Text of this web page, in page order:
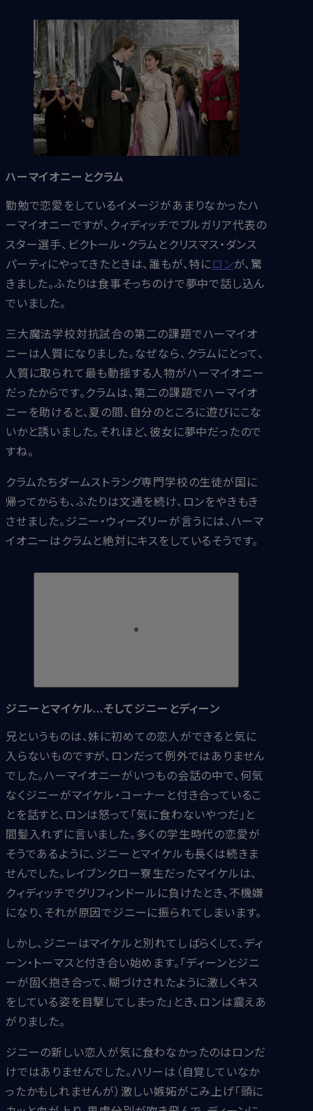
ハーマイオニーとクラム
勤勉で恋愛をしているイメージがあまりなかったハ
ーマイオニーですが、クィディッチでブルガリア代表の
スター選手、ビクトール・クラムとクリスマス・ダンス
パーティにやってきたときは、誰もが、特にロンが、驚
きました。ふたりは食事そっちのけで夢中で話し込ん
でいました。
三大魔法学校対抗試合の第二の課題でハーマイオ
ニーは人質になりました。なぜなら、クラムにとって、
人質に取られて最も動揺する人物がハーマイオニー
だったからです。クラムは、第二の課題でハーマイオ
ニーを助けると、夏の間、自分のところに遊びにこな
いかと誘いました。それほど、彼女に夢中だったので
すね。
クラムたちダームストラング専門学校の生徒が国に
帰ってからも、ふたりは文通を続け、ロンをやきもき
させました。ジニー・ウィーズリーが言うには、ハーマ
イオニーはクラムと絶対にキスをしているそうです。
ジニーとマイケル...そしてジニーとディーン
兄というものは、妹に初めての恋人ができると気に
入らないものですが、ロンだって例外ではありません
でした。ハーマイオニーがいつもの会話の中で、何気
なくジニーがマイケル・コーナーと付き合っているこ
とを話すと、ロンは怒って「気に食わないやつだ」と
間髪入れずに言いました。多くの学生時代の恋愛が
そうであるように、ジニーとマイケルも長くは続きま
せんでした。レイブンクロー寮生だったマイケルは、
クィディッチでグリフィンドールに負けたとき、不機嫌
になり、それが原因でジニーに振られてしまいます。
しかし、ジニーはマイケルと別れてしばらくして、ディ
ーン・トーマスと付き合い始めます。「ディーンとジニ
ーが固く抱き合って、糊づけされたように激しくキス
をしている姿を目撃してしまった」とき、ロンは震えあ
がりました。
ジニーの新しい恋人が気に食わなかったのはロンだ
けではありませんでした。ハリーは（自覚していなか
ったかもしれませんが）激しい嫉妬がこみ上げ「頭に